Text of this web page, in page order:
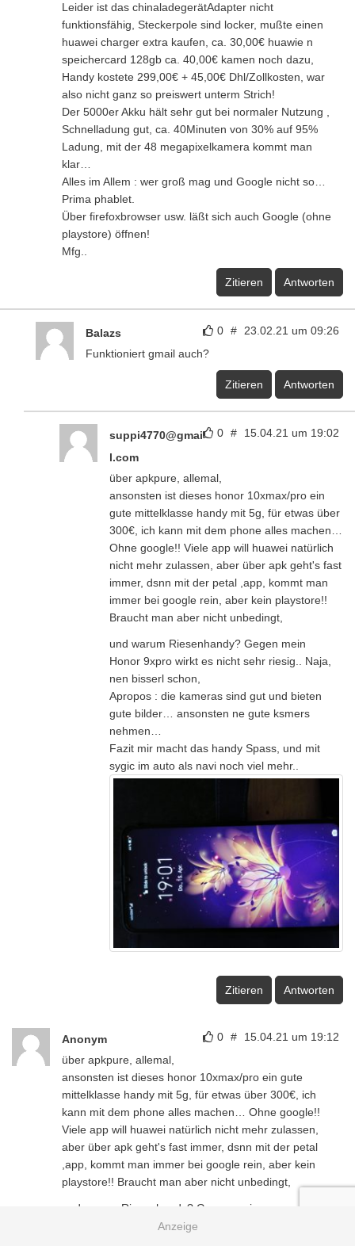
Leider ist das chinaladegerätAdapter nicht
funktionsfähig, Steckerpole sind locker, mußte einen
huawei charger extra kaufen, ca. 30,00€ huawie n
speichercard 128gb ca. 40,00€ kamen noch dazu,
Handy kostete 299,00€ + 45,00€ Dhl/Zollkosten, war
also nicht ganz so preiswert unterm Strich!
Der 5000er Akku hält sehr gut bei normaler Nutzung ,
Schnelladung gut, ca. 40Minuten von 30% auf 95%
Ladung, mit der 48 megapixelkamera kommt man
klar…
Alles im Allem : wer groß mag und Google nicht so…
Prima phablet.
Über firefoxbrowser usw. läßt sich auch Google (ohne
playstore) öffnen!
Mfg..
Zitieren Antworten
0 # 23.02.21 um 09:26
Balazs
Funktioniert gmail auch?
Zitieren Antworten
0 # 15.04.21 um 19:02
suppi4770@gmai
l.com
über apkpure, allemal,
ansonsten ist dieses honor 10xmax/pro ein
gute mittelklasse handy mit 5g, für etwas über
300€, ich kann mit dem phone alles machen…
Ohne google!! Viele app will huawei natürlich
nicht mehr zulassen, aber über apk geht's fast
immer, dsnn mit der petal ,app, kommt man
immer bei google rein, aber kein playstore!!
Braucht man aber nicht unbedingt,
und warum Riesenhandy? Gegen mein
Honor 9xpro wirkt es nicht sehr riesig.. Naja,
nen bisserl schon,
Apropos : die kameras sind gut und bieten
gute bilder… ansonsten ne gute ksmers
nehmen…
Fazit mir macht das handy Spass, und mit
sygic im auto als navi noch viel mehr..
Zitieren Antworten
0 # 15.04.21 um 19:12
Anonym
über apkpure, allemal,
ansonsten ist dieses honor 10xmax/pro ein gute
mittelklasse handy mit 5g, für etwas über 300€, ich
kann mit dem phone alles machen… Ohne google!!
Viele app will huawei natürlich nicht mehr zulassen,
aber über apk geht's fast immer, dsnn mit der petal
,app, kommt man immer bei google rein, aber kein
playstore!! Braucht man aber nicht unbedingt,
und warum Riesenhandy? Gegen mein
Honor 9xpro wirkt es nicht sehr riesig.. Naja, nen bisserl